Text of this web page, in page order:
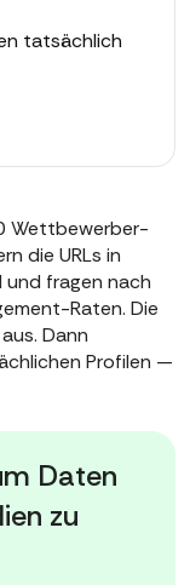
tatsächlich
Wettbewerber-
die URLs in
und fragen nach
Raten. Die
Dann
Profilen —
Daten
zu